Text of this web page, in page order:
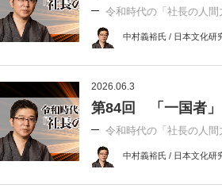
令和時代の「社長の人間
中村義裕氏 / 日本文化研
2026.06.3
第84回 「一国者」
令和時代の「社長の人間
中村義裕氏 / 日本文化研